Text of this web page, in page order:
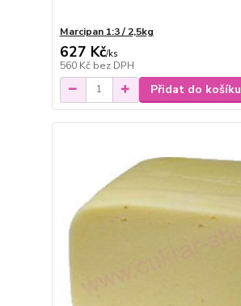
Marcipan 1:3 / 2,5kg
627 Kč/ks
560 Kč bez DPH
Přidat do košíku